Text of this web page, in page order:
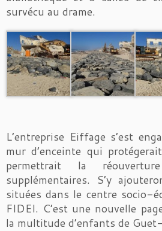
survécu au drame.
L’entreprise Eiffage s’est
mur d’enceinte qui
permettrait la
supplémentaires. S’y
situées dans le centre socio-
FIDEI. C’est une nouvelle
la multitude d’enfants de